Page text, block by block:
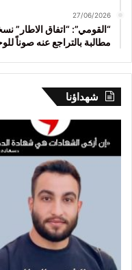
27/06/2026
مطالبة بالتراجع عنه صوناً
شهداؤنا